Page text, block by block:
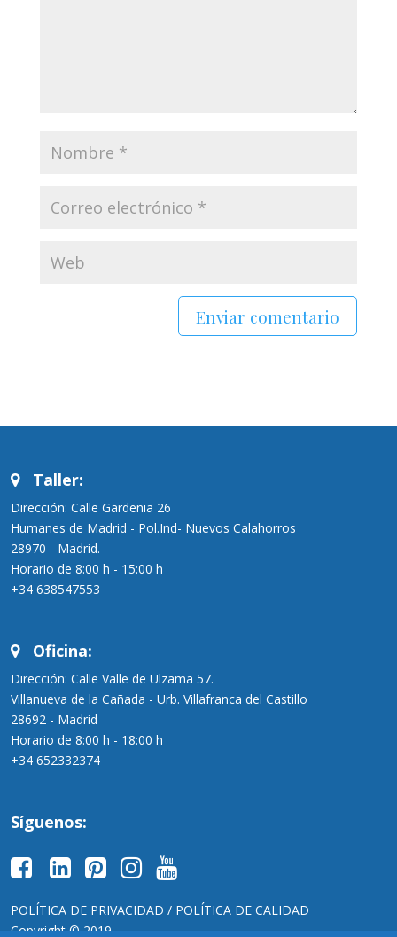
Taller:
Dirección: Calle Gardenia 26
Humanes de Madrid - Pol.Ind- Nuevos Calahorros
28970 - Madrid.
Horario de 8:00 h - 15:00 h
+34 638547553
Oficina:
Dirección: Calle Valle de Ulzama 57.
Villanueva de la Cañada - Urb. Villafranca del Castillo
28692 - Madrid
Horario de 8:00 h - 18:00 h
+34 652332374
Síguenos:
POLÍTICA DE PRIVACIDAD/ POLÍTICA DE CALIDAD
Copyright © 2019